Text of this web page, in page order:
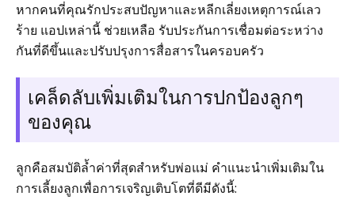
หากคนที่คุณรักประสบปัญหาและหลีกเลี่ยงเหตุการณ์เลว
ร้าย แอปเหล่านี้ ช่วยเหลือ รับประกันการเชื่อมต่อระหว่าง
กันที่ดีขึ้นและปรับปรุงการสื่อสารในครอบครัว
เคล็ดลับเพิ่มเติมในการปกป้องลูกๆ
ของคุณ
ลูกคือสมบัติล้ำค่าที่สุดสำหรับพ่อแม่ คำแนะนำเพิ่มเติมใน
การเลี้ยงลูกเพื่อการเจริญเติบโตที่ดีมีดังนี้: